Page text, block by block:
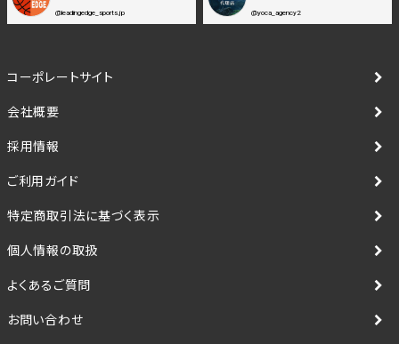
@leadingedge_sports.jp @yoca_agency2
コーポレートサイト
会社概要
採用情報
ご利用ガイド
特定商取引法に基づく表示
個人情報の取扱
よくあるご質問
お問い合わせ